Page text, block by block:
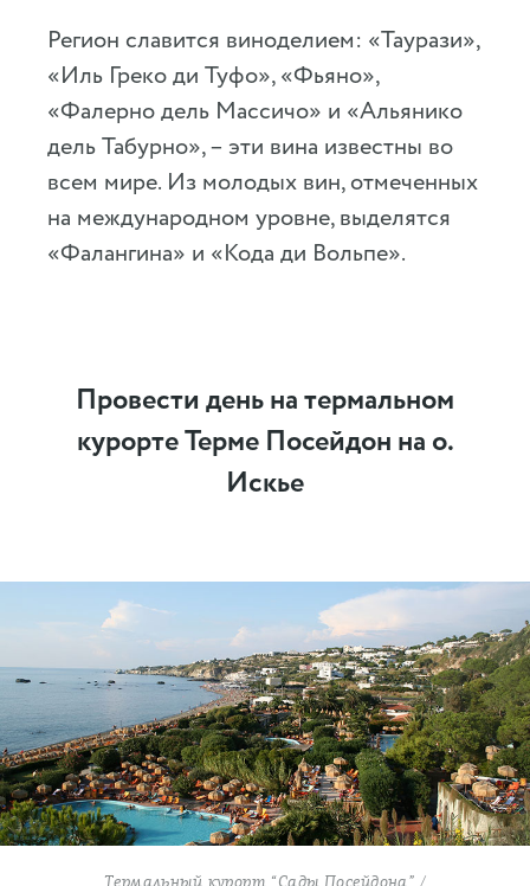
Регион славится виноделием: «Таурази»,
«Иль Греко ди Туфо», «Фьяно»,
«Фалерно дель Массичо» и «Альянико
дель Табурно», – эти вина известны во
всем мире. Из молодых вин, отмеченных
на международном уровне, выделятся
«Фалангина» и «Кода ди Вольпе».
Провести день на термальном
курорте Терме Посейдон на о.
Искье